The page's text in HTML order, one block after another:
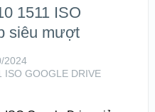
1511 ISO
siêu mượt
2024
ISO GOOGLE DRIVE